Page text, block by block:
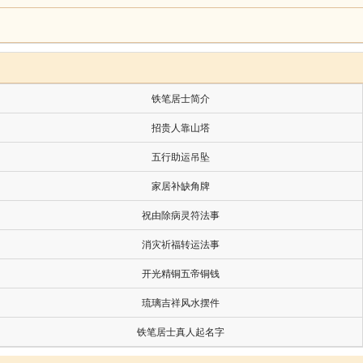
正当中天却出现阴暗”。
骇而仆，折其右臂，医之而愈，故无咎。
逢日食，见斗，似非吉兆。但出行遇其所常寄遇之
铁笔居士简介
招贵人靠山塔
五行助运吊坠
家居补缺角牌
祝由除病灵符法事
消灾祈福转运法事
开光精铜五帝铜钱
琉璃吉祥风水摆件
铁笔居士真人起名字